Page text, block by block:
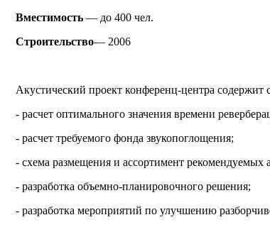
Вместимость — до 400 чел.
Строительство— 2006
Акустический проект конференц-центра содержит
- расчет оптимального значения времени
- расчет требуемого фонда звукопоглощения;
- схема размещения и ассортимент рекомендуемых
- разработка объемно-планировочного решения;
- разработка мероприятий по улучшению